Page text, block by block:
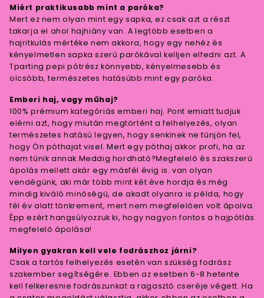
Miért praktikusabb mint a paróka?
Mert ez nem olyan mint egy sapka, ez csak azt a részt
takarja el ahol hajhiány van. A legtöbb esetben a
hajritkulás mértéke nem akkora, hogy egy nehéz és
kényelmetlen sapka szerű parókával kelljen elfedni azt. A
Tparting pepi pótrész könnyebb, kényelmesebb és
olcsóbb, természetes hatásúbb mint egy paróka.
Emberi haj, vagy műhaj?
100% prémium kategóriás emberi haj. Pont emiatt tudjuk
elérni azt, hogy miután megtörtént a felhelyezés, olyan
természetes hatású legyen, hogy senkinek ne tűnjön fel,
hogy Ön póthajat visel. Mert egy póthaj akkor profi, ha az
nem tűnik annak.Meddig hordható?Megfelelő és szakszerű
ápolás mellett akár egy másfél évig is. van olyan
vendégünk, aki már több mint két éve hordja és még
mindig kiváló minőségű, de akadt olyanra is példa, hogy
fél év alatt tönkrement, mert nem megfelelően volt ápolva.
Épp ezért hangsúlyozzuk ki, hogy nagyon fontos a hajpótlás
megfelelő ápolása!
Milyen gyakran kell vele fodrászhoz járni?
Csak a tartós felhelyezés esetén van szükség fodrász
szakember segítségére. Ebben az esetben 6-8 hetente
kell felkeresnie fodrászunkat a ragasztó cseréje végett. Ha